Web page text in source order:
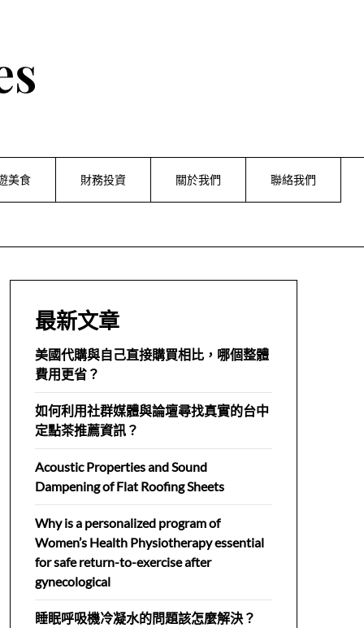
美食 財務投資 關於我們 聯絡我們
最新文章
美國代購與自己直接購買相比，哪個整體
費用更省？
如何利用社群媒體與論壇尋找真實的台中
定點茶推薦資訊？
Acoustic Properties and Sound
Dampening of Flat Roofing Sheets
Why is a personalized program of
Women’s Health Physiotherapy essential
for safe return-to-exercise after
gynecological
睡眠呼吸機冷凝水的問題該怎麼解決？